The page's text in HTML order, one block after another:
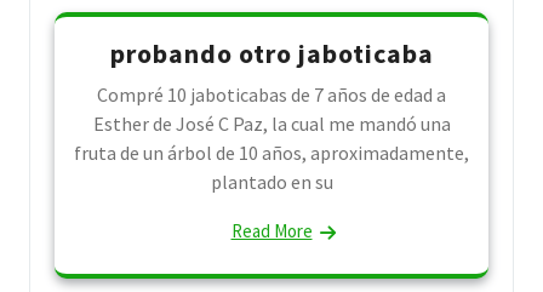
probando otro jaboticaba
Compré 10 jaboticabas de 7 años de edad a
Esther de José C Paz, la cual me mandó una
fruta de un árbol de 10 años, aproximadamente,
plantado en su
Read More